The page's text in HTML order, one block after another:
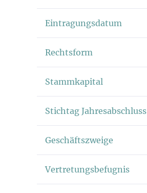
Eintragungsdatum
Rechtsform
Stammkapital
Stichtag Jahresabschluss
Geschäftszweige
Vertretungsbefugnis